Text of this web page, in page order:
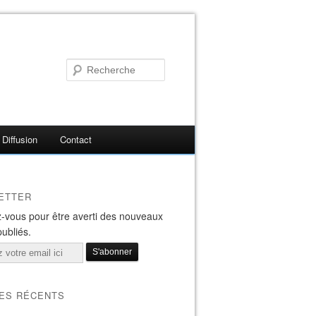
Diffusion Contact
vous pour être averti des nouveaux
RÉCENTS